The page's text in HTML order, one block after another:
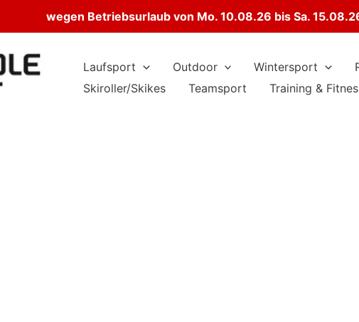
wegen Betriebsurlaub von Mo. 10.08.26 bis Sa.
Laufsport Outdoor Wintersport
Skiroller/Skikes
Teamsport Training &